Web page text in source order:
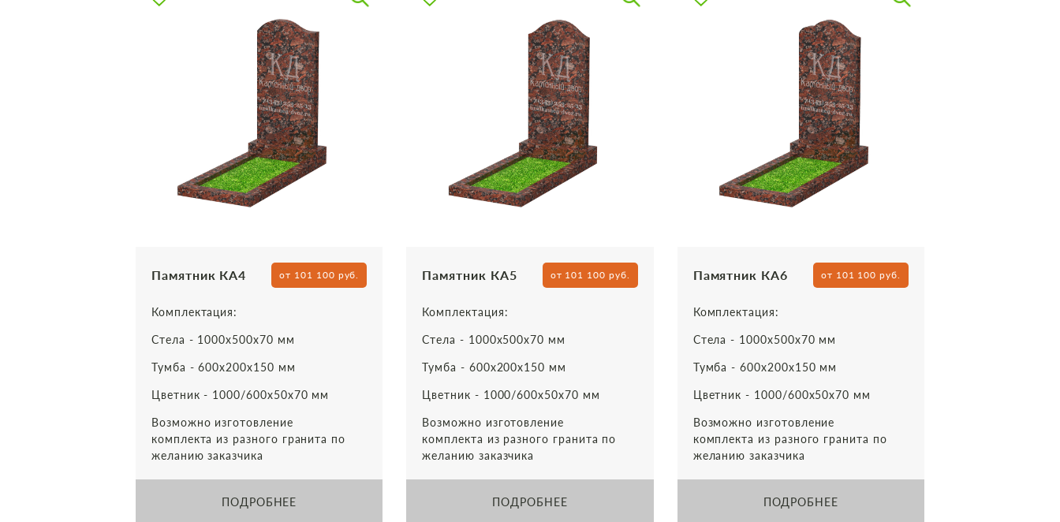
Памятник КА4 от 101 100 руб.
Комплектация:
Стела - 1000х500х70 мм
Тумба - 600х200х150 мм
Цветник - 1000/600х50х70 мм
Возможно изготовление
комплекта из разного гранита по
желанию заказчика
ПОДРОБНЕЕ
Памятник КА5 от 101 100 руб.
Комплектация:
Стела - 1000х500х70 мм
Тумба - 600х200х150 мм
Цветник - 1000/600х50х70 мм
Возможно изготовление
комплекта из разного гранита по
желанию заказчика
ПОДРОБНЕЕ
Памятник КА6 от 101 100 руб.
Комплектация:
Стела - 1000х500х70 мм
Тумба - 600х200х150 мм
Цветник - 1000/600х50х70 мм
Возможно изготовление
комплекта из разного гранита по
желанию заказчика
ПОДРОБНЕЕ